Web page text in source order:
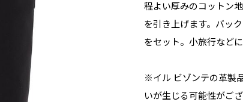
程よい厚みのコットン
を引き上げます。バッ
をセット。小旅行など
※イル ビゾンテの革製
いが生じる可能性がご